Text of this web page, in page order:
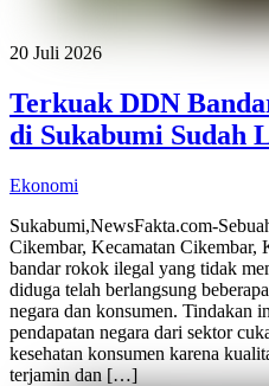
20 Juli 2026
Terkuak DDN
di Sukabumi Sudah
Ekonomi
Sukabumi,NewsFakta.com-
Cikembar, Kecamatan Cikembar,
bandar rokok ilegal yang tidak
diduga telah berlangsung
negara dan konsumen. Tindakan
pendapatan negara dari sektor
kesehatan konsumen karena
terjamin dan […]